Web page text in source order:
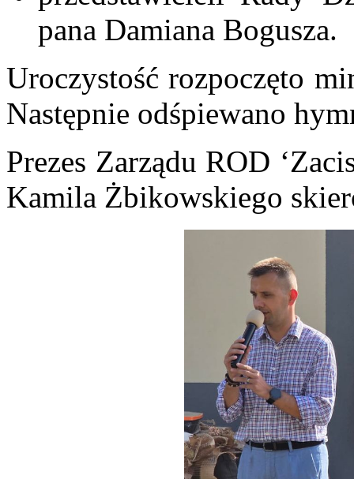
pana Damiana Bogusza.
Uroczystość rozpoczęto
Następnie odśpiewano
Prezes Zarządu ROD
Kamila Żbikowskiego